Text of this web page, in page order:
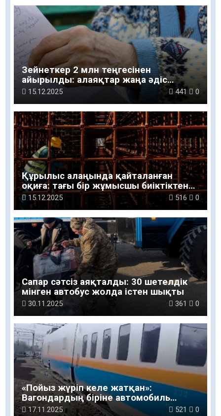
Зейнеткер 2 млн теңгесінен
айырылды: алаяқтар жаңа әдіс
қолданған
15.12.2025 441 0
Құрылыс алаңында қайталанған
оқиға: тағы бір жұмысшы биіктіктен
құлады
15.12.2025 516 0
Сапар сәтсіз аяқталды: 30 шетелдік
мінген автобус жолда істен шықты
30.11.2025 361 0
«Пойыз жүріп келе жатқан»:
Вагондардың біріне автомобиль
соғылған
17.11.2025 521 0